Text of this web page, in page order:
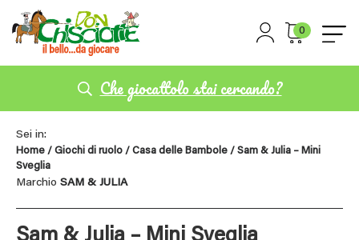
0
Che giocattolo stai cercando?
Sei in:
Home / Giochi di ruolo / Casa delle Bambole / Sam & Julia – Mini
Sveglia
Marchio SAM & JULIA